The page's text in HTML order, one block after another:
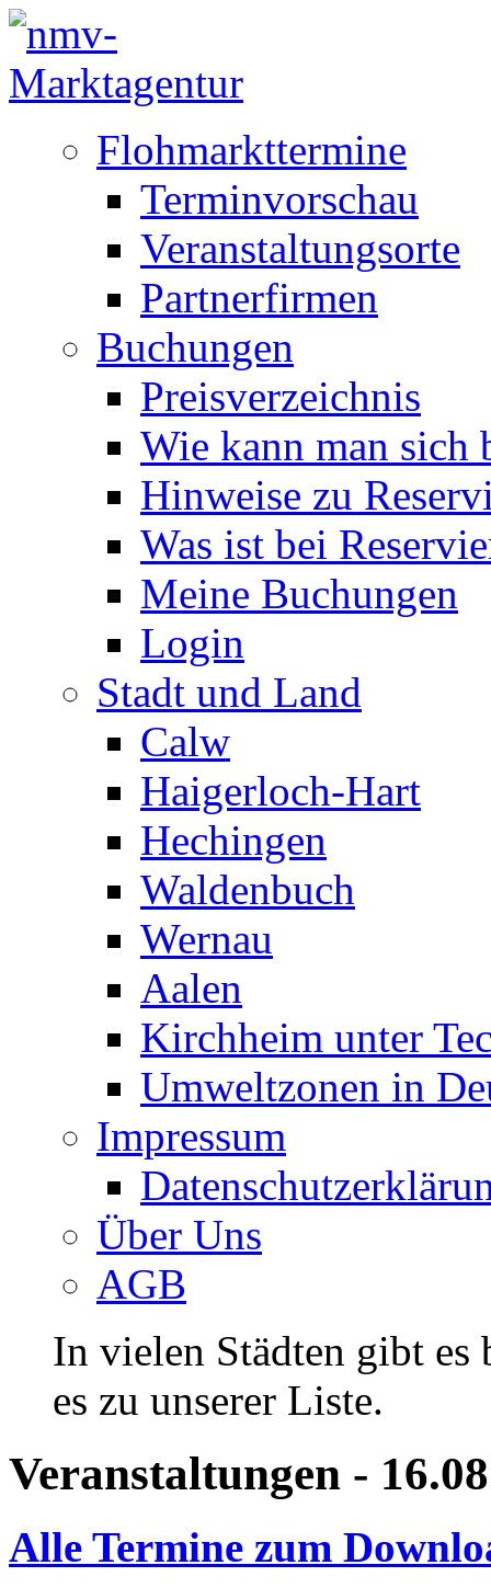
Flohmarkttermine
Terminvorschau
Veranstaltungsorte
Partnerfirmen
Buchungen
Preisverzeichnis
Wie kann man sich
Hinweise zu
Was ist bei
Meine Buchungen
Login
Stadt und Land
Calw
Haigerloch-Hart
Hechingen
Waldenbuch
Wernau
Aalen
Kirchheim unter
Umweltzonen in
Impressum
Über Uns
AGB
In vielen Städten gibt es
es zu unserer Liste.
Veranstaltungen -
Alle Termine zum